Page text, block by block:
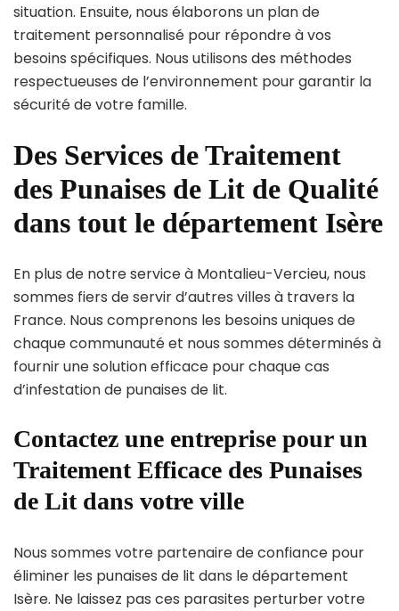
situation. Ensuite, nous élaborons un plan de
traitement personnalisé pour répondre à vos
besoins spécifiques. Nous utilisons des méthodes
respectueuses de l’environnement pour garantir la
sécurité de votre famille.
Des Services de Traitement
des Punaises de Lit de Qualité
dans tout le département Isère
En plus de notre service à Montalieu-Vercieu, nous
sommes fiers de servir d’autres villes à travers la
France. Nous comprenons les besoins uniques de
chaque communauté et nous sommes déterminés à
fournir une solution efficace pour chaque cas
d’infestation de punaises de lit.
Contactez une entreprise pour un
Traitement Efficace des Punaises
de Lit dans votre ville
Nous sommes votre partenaire de confiance pour
éliminer les punaises de lit dans le département
Isère. Ne laissez pas ces parasites perturber votre